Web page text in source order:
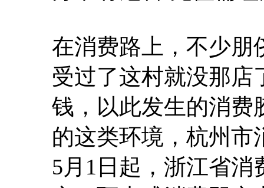
在消费路上，不少朋
受过了这村就没那店
钱，以此发生的消费
的这类环境，杭州市
5月1日起，浙江省